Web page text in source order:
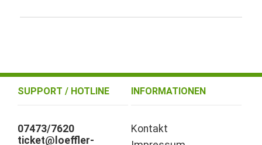
SUPPORT / HOTLINE
07473/7620
ticket@loeffler-
INFORMATIONEN
Kontakt